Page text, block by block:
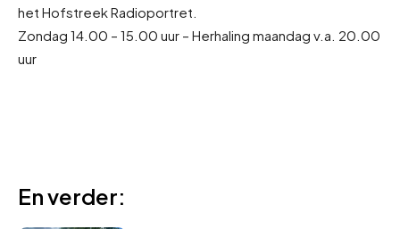
het Hofstreek Radioportret.
Zondag 14.00 – 15.00 uur – Herhaling maandag v.a. 20.00
uur
En verder: